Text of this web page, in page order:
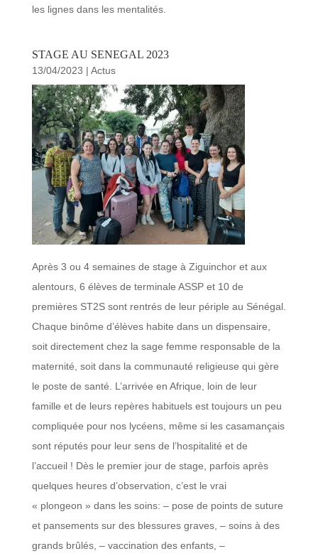
les lignes dans les mentalités.
STAGE AU SENEGAL 2023
13/04/2023 | Actus
Après 3 ou 4 semaines de stage à Ziguinchor et aux
alentours, 6 élèves de terminale ASSP et 10 de
premières ST2S sont rentrés de leur périple au Sénégal.
Chaque binôme d’élèves habite dans un dispensaire,
soit directement chez la sage femme responsable de la
maternité, soit dans la communauté religieuse qui gère
le poste de santé. L’arrivée en Afrique, loin de leur
famille et de leurs repères habituels est toujours un peu
compliquée pour nos lycéens, même si les casamançais
sont réputés pour leur sens de l’hospitalité et de
l’accueil ! Dès le premier jour de stage, parfois après
quelques heures d’observation, c’est le vrai
« plongeon » dans les soins: – pose de points de suture
et pansements sur des blessures graves, – soins à des
grands brûlés, – vaccination des enfants, –